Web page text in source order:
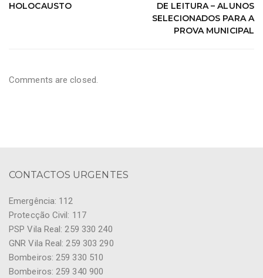
HOLOCAUSTO
DE LEITURA – ALUNOS
SELECIONADOS PARA A
PROVA MUNICIPAL
Comments are closed.
CONTACTOS URGENTES
Emergência: 112
Protecção Civil: 117
PSP Vila Real: 259 330 240
GNR Vila Real: 259 303 290
Bombeiros: 259 330 510
Bombeiros: 259 340 900